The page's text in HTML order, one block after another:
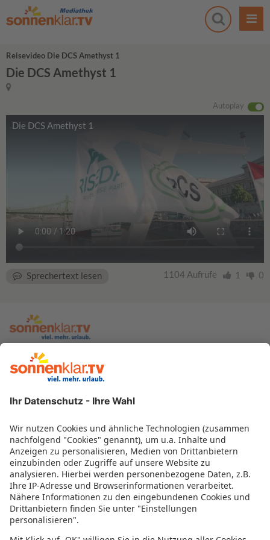
Reisevideo Die DCS Amethyst 1
Die DCS Amethyst 1
Autoplay
Die DCS Amethyst 1
Sprechertext lesen 1104 Aufrufe 1 0
zur sonnenklar.TV Webseite
Moderatoren
Impressum
Informationen zur Barrierefreiheit
Datenschutz
Datenschutzeinstellungen